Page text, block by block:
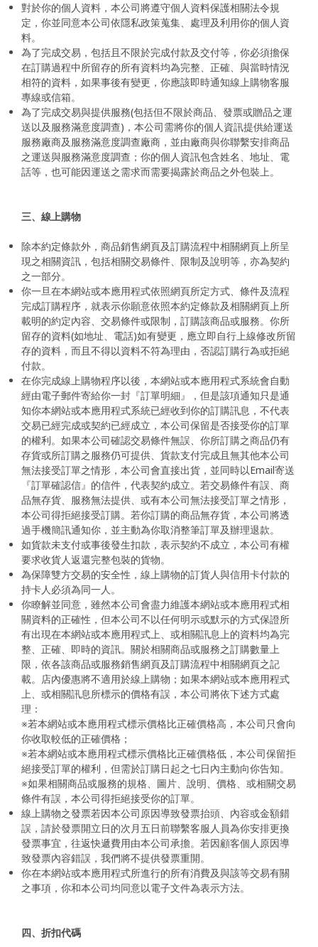
對於你的個人資料，本公司將遵守個人資料保護相關法令規
定，你並同意本公司依隱私政策蒐集、處理及利用你的個人資
料。
為了完成交易，包括且不限於完成付款及交付等，你必須擔保
在訂購過程中所留存的所有資料均為完整、正確、與當時情況
相符的資料，如果事後有變更，你應該即時通知線上購物客服
專線或信箱。
為了完成交易與提供服務(包括但不限於商品、發票或贈品之運
送以及服務滿意度調查)，本公司需將你的個人資訊提供給運送
服務廠商及服務滿意度調查廠商，並由廠商與你聯繫安排商品
之運送與服務滿意度調查；你的個人資訊包含姓名、地址、電
話等，也可能因運送之需求而需要揭露於商品之外包裝上。
三、線上購物
除本約定條款外，商品銷售網頁及訂購流程中相關網頁上所呈
現之相關資訊，包括相關交易條件、限制及說明等，亦為契約
之一部分。
你一旦在本網站或本應用程式依照網頁所定方式、條件及流程
完成訂購程序，就表示你願意依照本約定條款及相關網頁上所
載明的約定內容、交易條件或限制，訂購該商品或服務。你所
留存的資料(如地址、電話)如有變更，應立即自行上線修改所留
存的資料，而且不得以資料不符為理由，否認訂購行為或拒絕
付款。
在你完成線上購物程序以後，本網站或本應用程式系統會自動
經由電子郵件寄給你一封『訂單明細』，但是該項通知只是通
知你本網站或本應用程式系統已經收到你的訂購訊息，不代表
交易已經完成或契約已經成立，本公司保留是否接受你的訂單
的權利。如果本公司確認交易條件無誤、你所訂購之商品仍有
存貨或所訂購之服務仍可提供、貨款支付完成且無其他本公司
無法接受訂單之情形，本公司會直接出貨，並同時以Email寄送
『訂單確認信』的信件，代表契約成立。若交易條件有誤、商
品無存貨、服務無法提供、或有本公司無法接受訂單之情形，
本公司得拒絕接受訂購。若你訂購的商品無存貨，本公司將透
過手機簡訊通知你，並主動為你取消整筆訂單及辦理退款。
如貨款未支付或事後發生扣款，表示契約不成立，本公司有權
要求收貨人返還完整包裝的貨物。
為保障雙方交易的安全性，線上購物的訂貨人與信用卡付款的
持卡人必須為同一人。
你瞭解並同意，雖然本公司會盡力維護本網站或本應用程式相
關資料的正確性，但本公司不以任何明示或默示的方式保證所
有出現在本網站或本應用程式上、或相關訊息上的資料均為完
整、正確、即時的資訊。關於相關商品或服務之訂購數量上
限，依各該商品或服務銷售網頁及訂購流程中相關網頁之記
載。店內優惠將不適用於線上購物；如果本網站或本應用程式
上、或相關訊息所標示的價格有誤，本公司將依下述方式處
理：
※若本網站或本應用程式標示價格比正確價格高，本公司只會向
你收取較低的正確價格；
※若本網站或本應用程式標示價格比正確價格低，本公司保留拒
絕接受訂單的權利，但需於訂購日起之七日內主動向你告知。
※如果相關商品或服務的規格、圖片、說明、價格、或相關交易
條件有誤，本公司得拒絕接受你的訂單。
線上購物之發票若因本公司原因導致發票抬頭、內容或金額錯
誤，請於發票開立日的次月五日前聯繫客服人員為你安排更換
發票事宜，往返快遞費用由本公司承擔。若因顧客個人原因導
致發票內容錯誤，我們將不提供發票重開。
你在本網站或本應用程式所進行的所有消費及與該等交易有關
之事項，你和本公司均同意以電子文件為表示方法。
四、折扣代碼